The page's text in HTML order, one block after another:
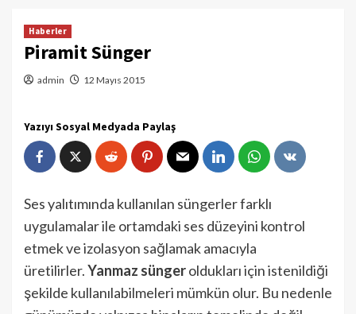
Haberler
Piramit Sünger
admin 12 Mayıs 2015
Yazıyı Sosyal Medyada Paylaş
Ses yalıtımında kullanılan süngerler farklı
uygulamalar ile ortamdaki ses düzeyini kontrol
etmek ve izolasyon sağlamak amacıyla
üretilirler.Yanmaz süngeroldukları için istenildiği
şekilde kullanılabilmeleri mümkün olur. Bu nedenle